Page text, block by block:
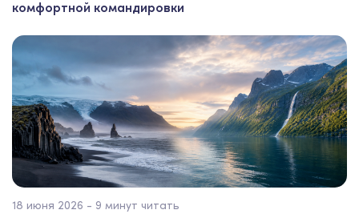
комфортной командировки
18 июня 2026 - 9 минут читать